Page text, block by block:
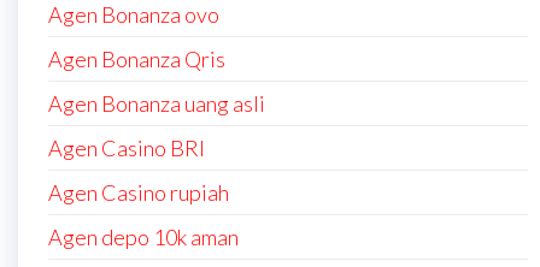
Agen Bonanza ovo
Agen Bonanza Qris
Agen Bonanza uang asli
Agen Casino BRI
Agen Casino rupiah
Agen depo 10k aman